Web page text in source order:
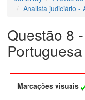
Analista judiciário -
Questão 8
Portuguesa
Marcações visuais